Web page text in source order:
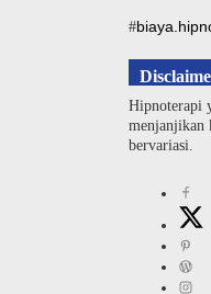
#
Hipnoterapi
menjanjikan
bervariasi.